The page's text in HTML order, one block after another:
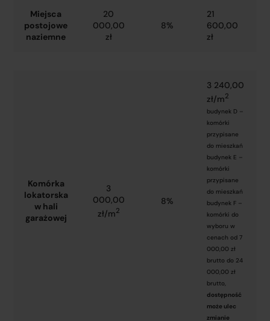
Miejsca
postojowe
naziemne
20
000,00
zł
8%
21
600,00
zł
Komórka
lokatorska
w hali
garażowej
3
000,00
zł/m2
8%
3 240,00
zł/m2
budynek D –
komórki
przypisane
do mieszkań
budynek E –
komórki
przypisane
do mieszkań
budynek F –
komórki do
wyboru w
cenach od 7
000,00 zł
brutto do 24
000,00 zł
brutto,
dostępność
może ulec
zmianie